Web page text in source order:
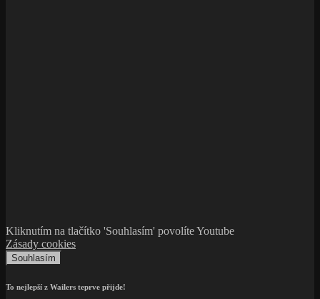
Kliknutím na tlačítko 'Souhlasím' povolíte Youtube
Zásady cookies
Souhlasím
To nejlepší z Wailers teprve přijde!